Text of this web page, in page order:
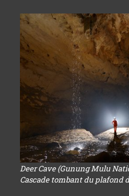
Deer Cave (Gunung Mulu
Cascade tombant du plafond